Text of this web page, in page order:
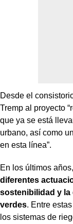
Desde el
Tremp al proyecto
que ya se está
urbano, así como
en esta línea”.
En los últimos
diferentes
sostenibilidad y la
verdes. Entre
los sistemas de